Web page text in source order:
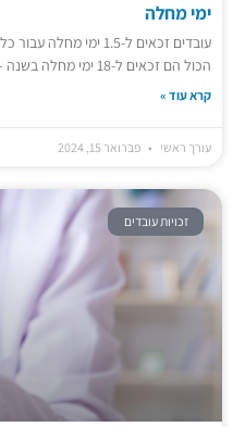
ימי מחלה
עובדים זכאים ל-1.5
הכול הם זכאים ל-18 ימי מחלה בשנה – עד למקסימום של
קרא עוד »
עורך ראשי פברואר 15, 2024
זכויות עובדים